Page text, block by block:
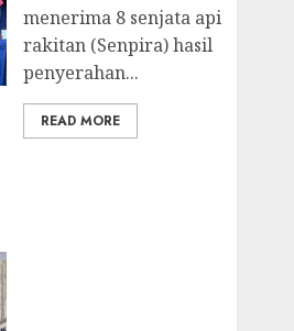
menerima 8 senjata api
rakitan (Senpira) hasil
penyerahan...
READ MORE